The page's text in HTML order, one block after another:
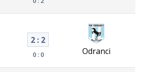
2 : 2
0 : 0 Odranci